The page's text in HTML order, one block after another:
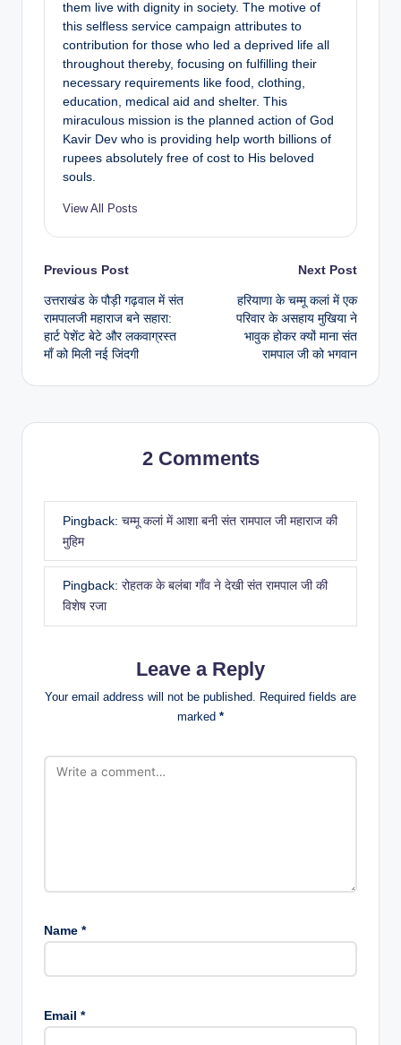
them live with dignity in society. The motive of
this selfless service campaign attributes to
contribution for those who led a deprived life all
throughout thereby, focusing on fulfilling their
necessary requirements like food, clothing,
education, medical aid and shelter. This
miraculous mission is the planned action of God
Kavir Dev who is providing help worth billions of
rupees absolutely free of cost to His beloved
souls.
View All Posts
Previous Post
उत्तराखंड के पौड़ी गढ़वाल में संत
रामपालजी महाराज बने सहारा:
हार्ट पेशेंट बेटे और लकवाग्रस्त
माँ को मिली नई जिंदगी
Next Post
हरियाणा के चम्मू कलां में एक
परिवार के असहाय मुखिया ने
भावुक होकर क्यों माना संत
रामपाल जी को भगवान
2 Comments
Pingback: चम्मू कलां में आशा बनी संत रामपाल जी महाराज की
मुहिम
Pingback: रोहतक के बलंबा गाँव ने देखी संत रामपाल जी की
विशेष रजा
Leave a Reply
Your email address will not be published. Required fields are
marked *
Name *
Email *